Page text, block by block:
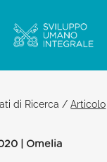
di Ricerca /Articolo
| Omelia